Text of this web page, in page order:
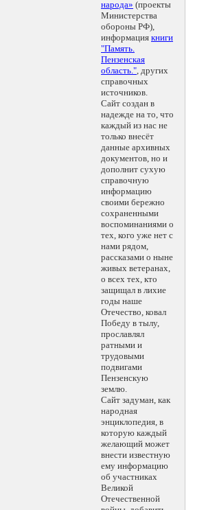
народа» (проекты
Министерства
обороны РФ),
информация книги
"Память.
Пензенская
область.", других
справочных
источников.
Сайт создан в
надежде на то, что
каждый из нас не
только внесёт
данные архивных
документов, но и
дополнит сухую
справочную
информацию
своими бережно
сохраненными
воспоминаниями о
тех, кого уже нет с
нами рядом,
рассказами о ныне
живых ветеранах,
о всех тех, кто
защищал в лихие
годы наше
Отечество, ковал
Победу в тылу,
прославлял
ратными и
трудовыми
подвигами
Пензенскую
землю.
Сайт задуман, как
народная
энциклопедия, в
которую каждый
желающий может
внести известную
ему информацию
об участниках
Великой
Отечественной